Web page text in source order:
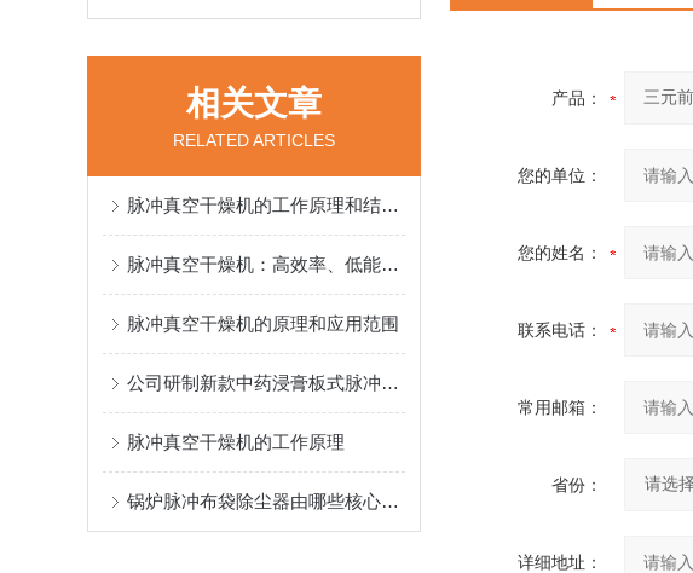
相关文章
RELATED ARTICLES
脉冲真空干燥机的工作原理和结构组成
脉冲真空干燥机：高效率、低能耗的干燥设备
脉冲真空干燥机的原理和应用范围
公司研制新款中药浸膏板式脉冲真空干燥机
脉冲真空干燥机的工作原理
锅炉脉冲布袋除尘器由哪些核心结构组成？
产品：
您的单位：
您的姓名：
联系电话：
常用邮箱：
省份：
详细地址：